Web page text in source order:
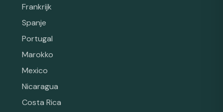
Frankrijk
Spanje
Portugal
Marokko
Mexico
Nicaragua
Costa Rica